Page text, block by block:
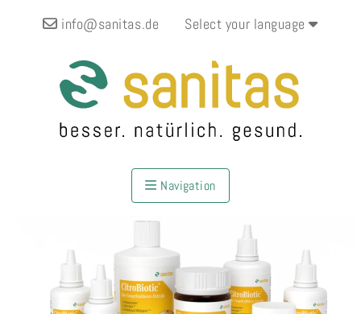
info@sanitas.de Select your language
Navigation